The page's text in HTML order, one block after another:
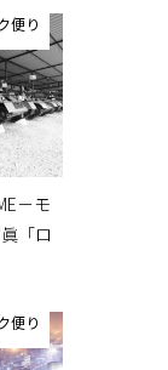
便り
－モ
「ロ
便り